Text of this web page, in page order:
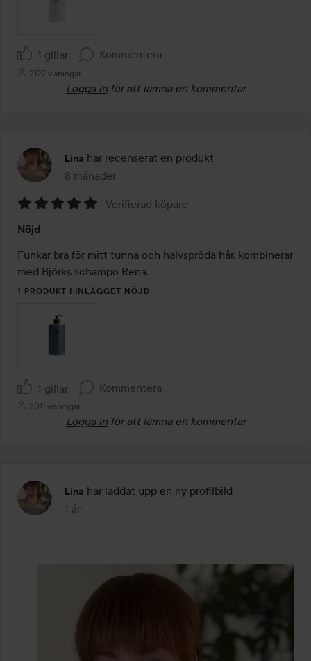
1 gillar Kommentera
2127 visningar
Logga in för att lämna en kommentar
Lina har recenserat en produkt
8 månader
Inlägget skapades 8 månader
5
av
5
Verifierad köpare
Nöjd
Funkar bra för mitt tunna och halvspröda hår, kombinerar
med Björks schampo Rena.
1 PRODUKT I INLÄGGET NÖJD
1 gillar Kommentera
2011 visningar
Logga in för att lämna en kommentar
Lina har laddat upp en ny profilbild
1 år
Inlägget skapades 1 år